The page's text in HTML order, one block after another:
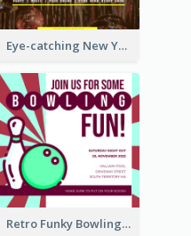
Eye-catching New Year Eve Dinner Invitation Design Ideas
Retro Funky Bowling Party Invitation Design